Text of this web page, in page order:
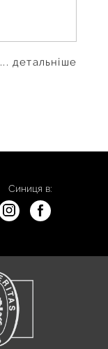
... детальніше
Синиця в: